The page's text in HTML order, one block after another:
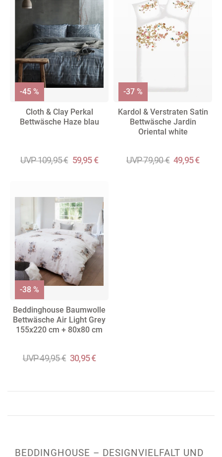
Cloth & Clay Perkal
Bettwäsche Haze blau
UVP 109,95 € 59,95 €
-45 %
Kardol & Verstraten Satin
Bettwäsche Jardin
Oriental white
UVP 79,90 € 49,95 €
-37 %
Beddinghouse Baumwolle
Bettwäsche Air Light Grey
155x220 cm + 80x80 cm
UVP 49,95 € 30,95 €
-38 %
BEDDINGHOUSE – DESIGNVIELFALT UND